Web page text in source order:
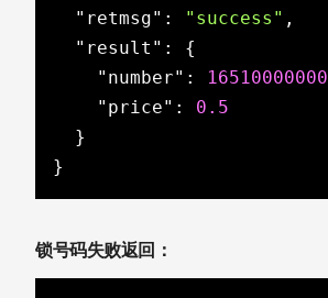
"retmsg" : "success" ,
"result" : {
"number" : 16510000000
"price" : 0.5
  }
}
锁号码失败返回：